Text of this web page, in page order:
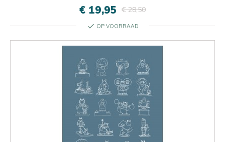
€ 19,95 € 28,50
check OP VOORRAAD